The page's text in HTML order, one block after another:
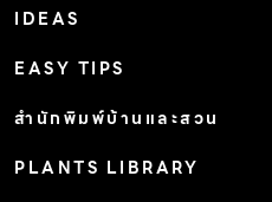
IDEAS
EASY TIPS
สำนักพิมพ์บ้านและสวน
PLANTS LIBRARY